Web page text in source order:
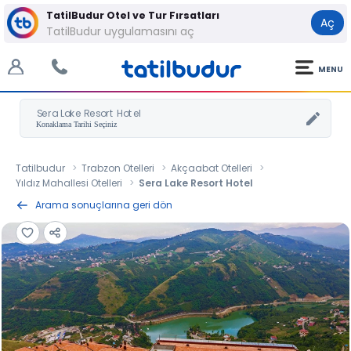
TatilBudur Otel ve Tur Fırsatları
TatilBudur uygulamasını aç
Aç
MENU
Sera Lake Resort Hotel
Tatilbudur Trabzon Otelleri
Akçaabat Otelleri
Yıldız Mahallesi Otelleri
Sera Lake Resort Hotel
Arama sonuçlarına geri dön